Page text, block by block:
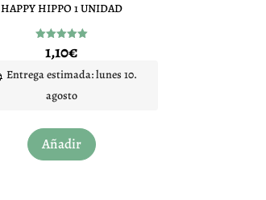
HAPPY HIPPO 1 UNIDAD
Valorado
con
de 5
1,10€
Entrega estimada: lunes 10.
agosto
Añadir